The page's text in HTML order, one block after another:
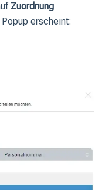
Zuordnung
erscheint: